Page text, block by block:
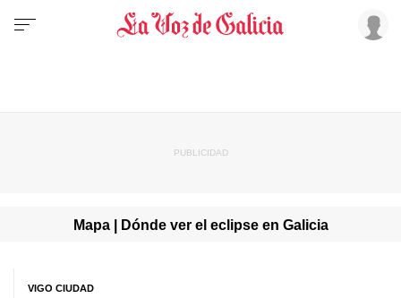
Mapa | Dónde ver el eclipse en Galicia
VIGO CIUDAD